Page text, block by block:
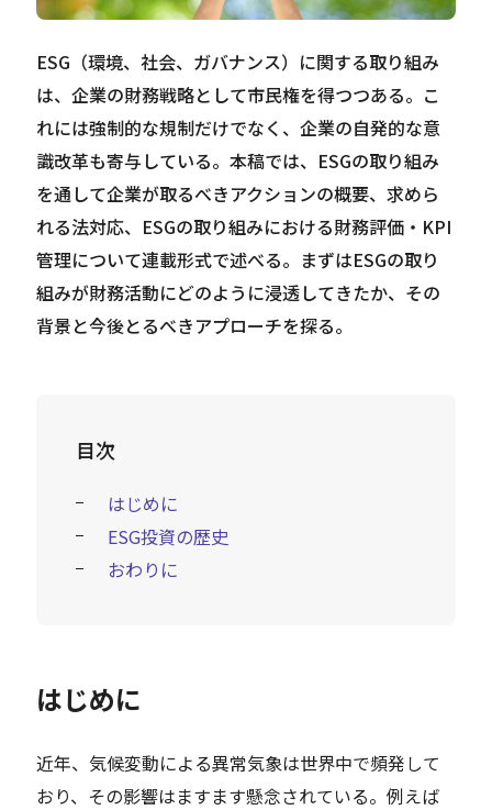
EN
JP
サイト内検索
Contact
ESG（環境、社会、ガバナンス）に関する取り組み
は、企業の財務戦略として市民権を得つつある。こ
れには強制的な規制だけでなく、企業の自発的な意
識改革も寄与している。本稿では、ESGの取り組み
を通して企業が取るべきアクションの概要、求めら
れる法対応、ESGの取り組みにおける財務評価・KPI
管理について連載形式で述べる。まずはESGの取り
組みが財務活動にどのように浸透してきたか、その
背景と今後とるべきアプローチを探る。
目次
はじめに
ESG投資の歴史
おわりに
はじめに
近年、気候変動による異常気象は世界中で頻発して
おり、その影響はますます懸念されている。例えば